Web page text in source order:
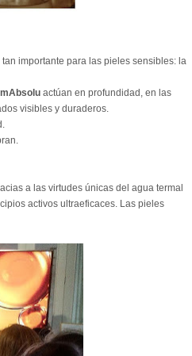
importante para las pieles sensibles: la
actúan en profundidad, en las
visibles y duraderos.
a las virtudes únicas del agua termal
activos ultraeficaces. Las pieles